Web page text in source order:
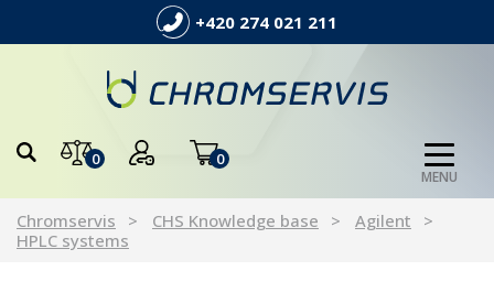
+420 274 021 211
0 0
MENU
Chromservis CHS Knowledge base
Agilent
HPLC systems